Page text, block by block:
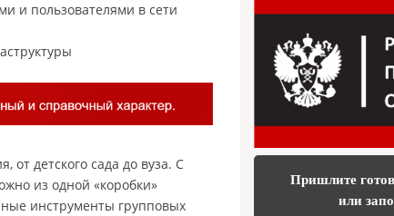
и пользователями в сети
от детского сада до вуза. С
из одной «коробки»
инструменты групповых
Пришлите
или